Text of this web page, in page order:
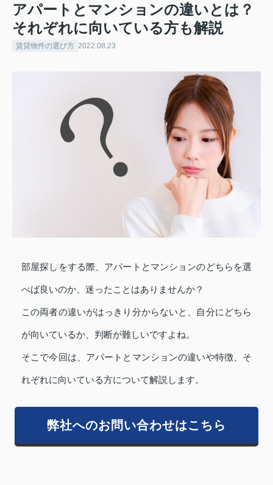
アパートとマンションの違いとは？
それぞれに向いている方も解説
賃貸物件の選び方 2022.08.23
部屋探しをする際、アパートとマンションのどちらを選
べば良いのか、迷ったことはありませんか？
この両者の違いがはっきり分からないと、自分にどちら
が向いているか、判断が難しいですよね。
そこで今回は、アパートとマンションの違いや特徴、そ
れぞれに向いている方について解説します。
弊社へのお問い合わせはこちら